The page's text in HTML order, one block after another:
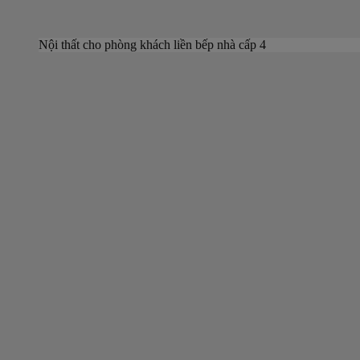
Nội thất cho phòng khách liền bếp nhà cấp 4